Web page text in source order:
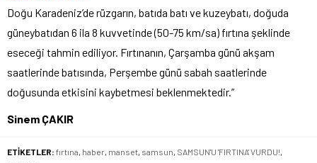
Doğu Karadeniz’de rüzgarın, batıda batı ve kuzeybatı, doğuda
güneybatıdan 6 ila 8 kuvvetinde (50-75 km/sa) fırtına şeklinde
eseceği tahmin ediliyor. Fırtınanın, Çarşamba günü akşam
saatlerinde batısında, Perşembe günü sabah saatlerinde
doğusunda etkisini kaybetmesi beklenmektedir.”
Sinem ÇAKIR
ETİKETLER: fırtına haber manset samsun SAMSUN'U 'FIRTINA' VURDU!